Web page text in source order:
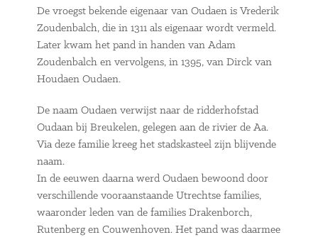
De vroegst bekende eigenaar van Oudaen is Vrederik
Zoudenbalch, die in 1311 als eigenaar wordt vermeld.
Later kwam het pand in handen van Adam
Zoudenbalch en vervolgens, in 1395, van Dirck van
Houdaen Oudaen.
De naam Oudaen verwijst naar de ridderhofstad
Oudaan bij Breukelen, gelegen aan de rivier de Aa.
Via deze familie kreeg het stadskasteel zijn blijvende
naam.
In de eeuwen daarna werd Oudaen bewoond door
verschillende vooraanstaande Utrechtse families,
waaronder leden van de families Drakenborch,
Rutenberg en Couwenhoven. Het pand was daarmee